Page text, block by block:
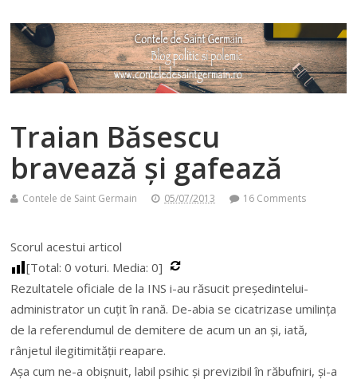
Traian Băsescu
bravează și gafează
Contele de Saint Germain 05/07/2013 16 Comments
Scorul acestui articol
[Total:0 voturi. Media:0]
Rezultatele oficiale de la INS i-au răsucit președintelui-
administrator un cuțit în rană. De-abia se cicatrizase umilința
de la referendumul de demitere de acum un an și, iată,
rânjetul ilegitimității reapare.
Așa cum ne-a obișnuit, labil psihic și previzibil în răbufniri, și-a